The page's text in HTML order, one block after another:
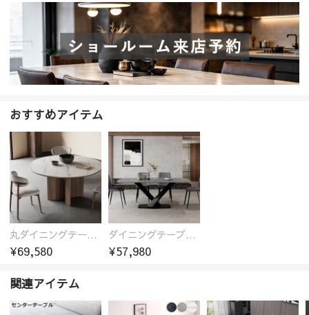
おすすめアイテム
丸ダイニングテーブル セラミック天板 耐熱 キズに強い 丸型 北欧 無垢材 円卓 円型
¥69,580
ダイニングテーブル おしゃれ セラミック天板 大理石柄 食卓 4人用 4人 6人 140cm 160cm 180cm 耐久性 耐熱 食事テーブル
¥57,980
関連アイテム